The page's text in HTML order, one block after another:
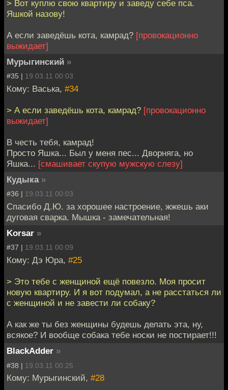
> Вот куплю свою квартиру и заведу себе пса.
Яшкой назову!
А если заведёшь кота, камрад? [провокационно
выжидает]
Мурыгинский »
#35 | 19.03.11 00:03
Кому: Васька, #34
> А если заведёшь кота, камрад? [провокационно
выжидает]
В честь тебя, камрад!
Просто Яшка... Был у меня пес... Дворняга, но
Яшка... [смашивает скупую мужскую слезу]
Кудыка »
#36 | 19.03.11 00:03
Спасибо Д.Ю. за хорошее настроение, жжешь аки
дуговая сварка. Мышка - замечательная!
Korsar »
#37 | 19.03.11 00:09
Кому: Дэ Юра, #25
> Это тебе с женщиной ещё повезло. Моя просит
новую квартиру. И я вот подумал, а не расстаться ли
с женщиной и не завести ли собаку?
А как же ты без женщины будешь делать эта, ну,
всякое? И вообще собака тебе носки не постирает!!!
BlackAdder »
#38 | 19.03.11 00:25
Кому: Мурыгинский, #28